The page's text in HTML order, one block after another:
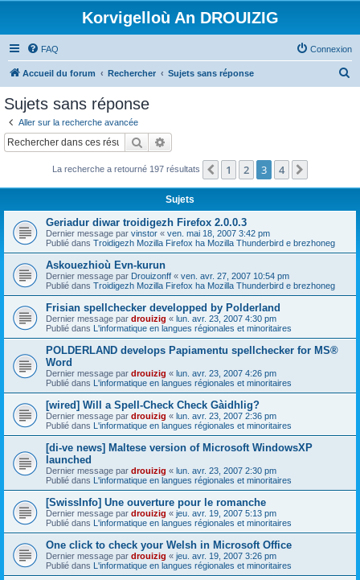
Korvigelloù An DROUIZIG
FAQ Connexion
Accueil du forum Rechercher Sujets sans réponse
c
Sujets sans réponse
Aller sur la recherche avancée
Rechercher
La recherche a retourné 197 résultats Précédent
1 2 3 4
Sujets
Geriadur diwar troidigezh Firefox 2.0.0.3
Dernier message par vinstor « ven. mai 18, 2007 3:42 pm
Publié dans Troidigezh Mozilla Firefox ha Mozilla Thunderbird e brezhoneg
Askouezhioù Evn-kurun
Dernier message par Drouizonff « ven. avr. 27, 2007 10:54 pm
Publié dans Troidigezh Mozilla Firefox ha Mozilla Thunderbird e brezhoneg
Frisian spellchecker developped by Polderland
Dernier message par drouizig « lun. avr. 23, 2007 4:30 pm
Publié dans L'informatique en langues régionales et minoritaires
POLDERLAND develops Papiamentu spellchecker for MS®
Word
Dernier message par drouizig « lun. avr. 23, 2007 4:26 pm
Publié dans L'informatique en langues régionales et minoritaires
[wired] Will a Spell-Check Check Gàidhlig?
Dernier message par drouizig « lun. avr. 23, 2007 2:36 pm
Publié dans L'informatique en langues régionales et minoritaires
[di-ve news] Maltese version of Microsoft WindowsXP
launched
Dernier message par drouizig « lun. avr. 23, 2007 2:30 pm
Publié dans L'informatique en langues régionales et minoritaires
[SwissInfo] Une ouverture pour le romanche
Dernier message par drouizig « jeu. avr. 19, 2007 5:13 pm
Publié dans L'informatique en langues régionales et minoritaires
One click to check your Welsh in Microsoft Office
Dernier message par drouizig « jeu. avr. 19, 2007 3:26 pm
Publié dans L'informatique en langues régionales et minoritaires